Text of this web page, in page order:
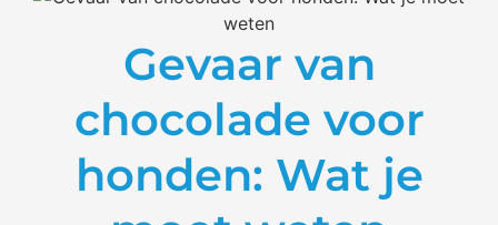
Gevaar van
chocolade voor
honden: Wat je